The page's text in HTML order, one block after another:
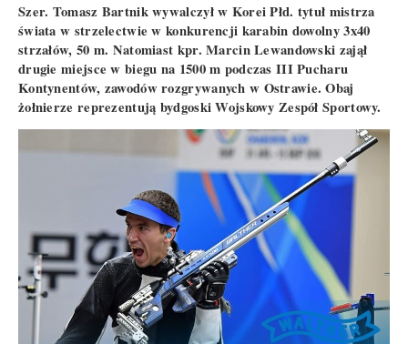
Szer. Tomasz Bartnik wywalczył w Korei Płd. tytuł mistrza
świata w strzelectwie w konkurencji karabin dowolny 3x40
strzałów, 50 m. Natomiast kpr. Marcin Lewandowski zajął
drugie miejsce w biegu na 1500 m podczas III Pucharu
Kontynentów, zawodów rozgrywanych w Ostrawie. Obaj
żołnierze reprezentują bydgoski Wojskowy Zespół Sportowy.